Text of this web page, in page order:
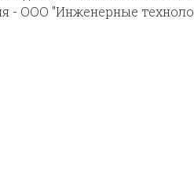
- ООО "Инженерные